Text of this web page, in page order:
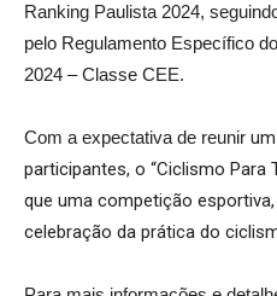
Ranking Paulista 2024,
pelo Regulamento Específico
2024 – Classe CEE.
Com a expectativa de reunir
participantes, o “Ciclismo Para
que uma competição
celebração da prática do